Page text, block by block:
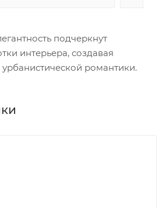
подчеркнут
интерьера, создавая
романтики.